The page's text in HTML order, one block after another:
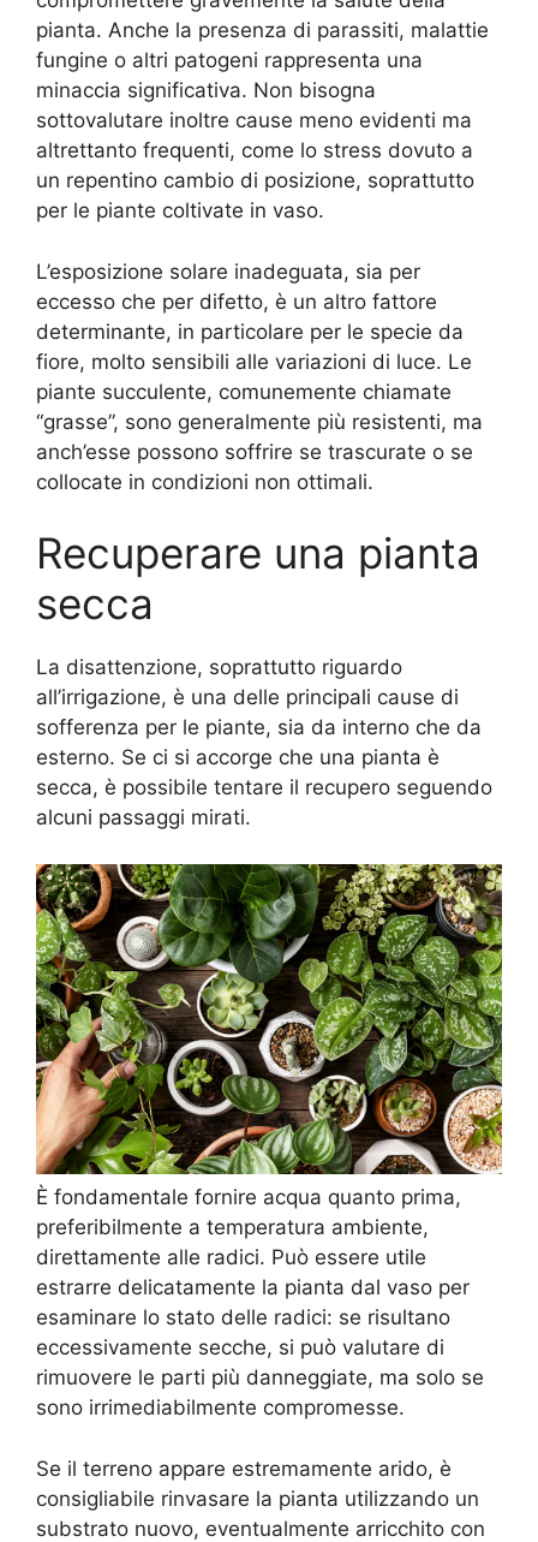
pianta. Anche la presenza di parassiti, malattie
fungine o altri patogeni rappresenta una
minaccia significativa. Non bisogna
sottovalutare inoltre cause meno evidenti ma
altrettanto frequenti, come lo stress dovuto a
un repentino cambio di posizione, soprattutto
per le piante coltivate in vaso.
L’esposizione solare inadeguata, sia per
eccesso che per difetto, è un altro fattore
determinante, in particolare per le specie da
fiore, molto sensibili alle variazioni di luce. Le
piante succulente, comunemente chiamate
“grasse”, sono generalmente più resistenti, ma
anch’esse possono soffrire se trascurate o se
collocate in condizioni non ottimali.
Recuperare una pianta
secca
La disattenzione, soprattutto riguardo
all’irrigazione, è una delle principali cause di
sofferenza per le piante, sia da interno che da
esterno. Se ci si accorge che una pianta è
secca, è possibile tentare il recupero seguendo
alcuni passaggi mirati.
È fondamentale fornire acqua quanto prima,
preferibilmente a temperatura ambiente,
direttamente alle radici. Può essere utile
estrarre delicatamente la pianta dal vaso per
esaminare lo stato delle radici: se risultano
eccessivamente secche, si può valutare di
rimuovere le parti più danneggiate, ma solo se
sono irrimediabilmente compromesse.
Se il terreno appare estremamente arido, è
consigliabile rinvasare la pianta utilizzando un
substrato nuovo, eventualmente arricchito con